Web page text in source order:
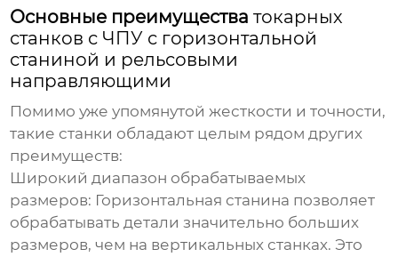
Основные преимуществатокарных
станков с ЧПУ с горизонтальной
станиной и рельсовыми
направляющими
Помимо уже упомянутой жесткости и точности,
такие станки обладают целым рядом других
преимуществ:
Широкий диапазон обрабатываемых
размеров: Горизонтальная станина позволяет
обрабатывать детали значительно больших
размеров, чем на вертикальных станках. Это